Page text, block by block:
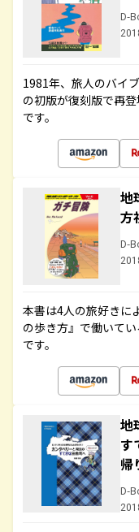
D-
1981年、旅人のバイ
の初版が復刻版で再
です。
地
方
D-
本書は4人の旅好きに
の歩き方』で働いて
です。
地
す
帰
D-